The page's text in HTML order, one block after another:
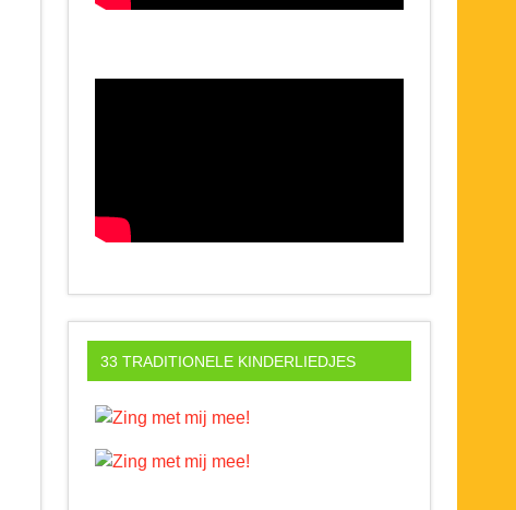
33 TRADITIONELE KINDERLIEDJES